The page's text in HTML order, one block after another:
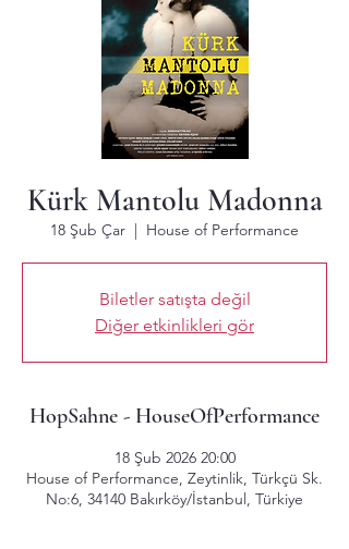
Kürk Mantolu Madonna
18 Şub Çar
  |
House of Performance
Biletler satışta değil
Diğer etkinlikleri gör
HopSahne - HouseOfPerformance
18 Şub 2026 20:00
House of Performance, Zeytinlik, Türkçü Sk.
No:6, 34140 Bakırköy/İstanbul, Türkiye